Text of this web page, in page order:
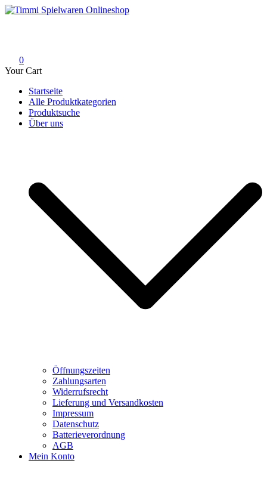
Skip
0
Your Cart
Startseite
Alle Produktkategorien
Produktsuche
Über uns
Öffnungszeiten
Zahlungsarten
Widerrufsrecht
Lieferung und Versandkosten
Impressum
Datenschutz
Batterieverordnung
AGB
Mein Konto